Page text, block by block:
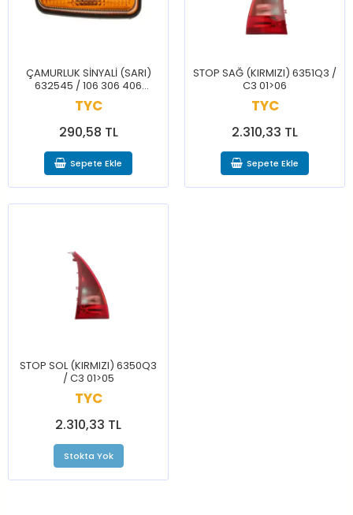
ÇAMURLUK SİNYALİ (SARI)
632545 / 106 306 406
EXPERT PARTNER
TYC
290,58 TL
Sepete Ekle
STOP SAĞ (KIRMIZI) 6351Q3 /
C3 01>06
TYC
2.310,33 TL
Sepete Ekle
STOP SOL (KIRMIZI) 6350Q3
/ C3 01>05
TYC
2.310,33 TL
Stokta Yok